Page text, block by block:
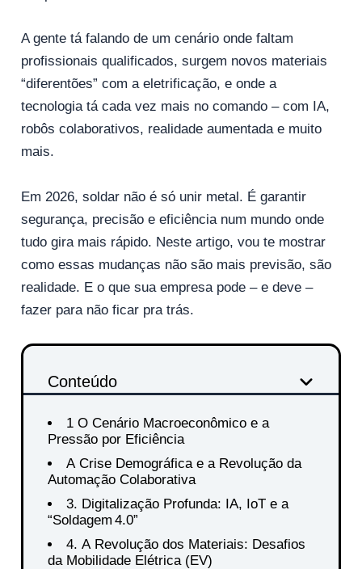
A gente tá falando de um cenário onde faltam
profissionais qualificados, surgem novos materiais
“diferentões” com a eletrificação, e onde a
tecnologia tá cada vez mais no comando – com IA,
robôs colaborativos, realidade aumentada e muito
mais.
Em 2026, soldar não é só unir metal. É garantir
segurança, precisão e eficiência num mundo onde
tudo gira mais rápido. Neste artigo, vou te mostrar
como essas mudanças não são mais previsão, são
realidade. E o que sua empresa pode – e deve –
fazer para não ficar pra trás.
Conteúdo
1 O Cenário Macroeconômico e a
Pressão por Eficiência
A Crise Demográfica e a Revolução da
Automação Colaborativa
3. Digitalização Profunda: IA, IoT e a
“Soldagem 4.0”
4. A Revolução dos Materiais: Desafios
da Mobilidade Elétrica (EV)